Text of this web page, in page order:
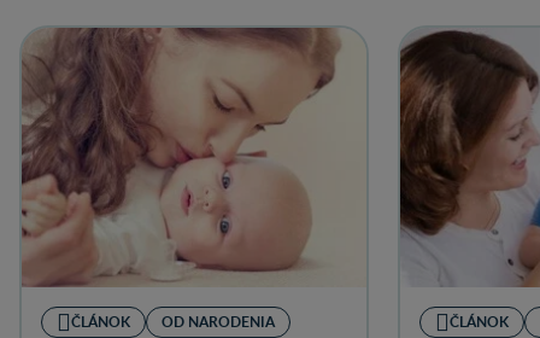
ČLÁNOK OD NARODENIA ČLÁNOK